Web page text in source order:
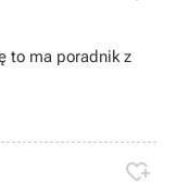
to ma poradnik z
